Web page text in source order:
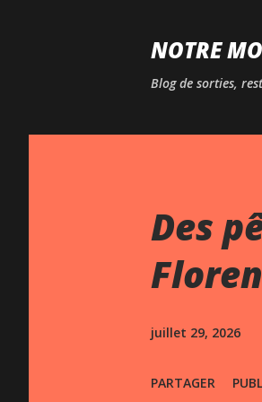
NOTRE
Blog de sorties,
Des
juillet 29, 2026
PARTAGER